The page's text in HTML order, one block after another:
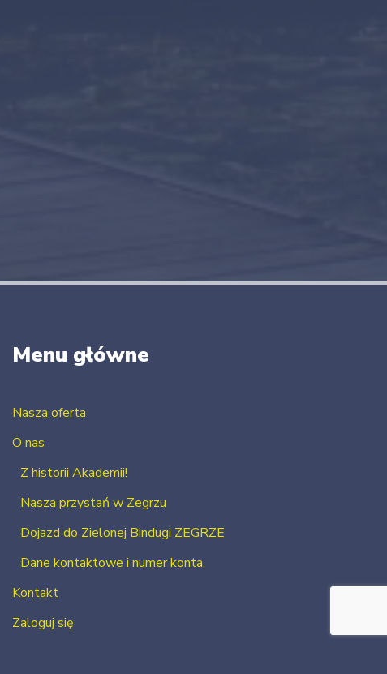
Menu główne
Nasza oferta
O nas
Z historii Akademii!
Nasza przystań w Zegrzu
Dojazd do Zielonej Bindugi ZEGRZE
Dane kontaktowe i numer konta.
Kontakt
Zaloguj się